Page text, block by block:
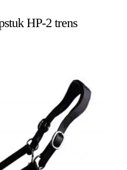
HP-2 trens